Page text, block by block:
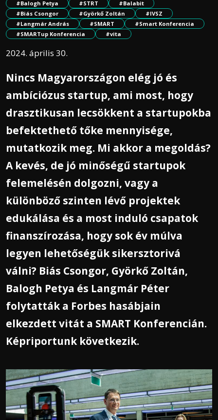
#Balogh Petya
#STRT
#Balabit
#Biás Csongor
#Györkő Zoltán
#IVSZ
#Langmár András
#SMART
#Smart Konferencia
#SMARTup Konferencia
#vita
2024. április 30.
Nincs Magyarországon elég jó és
ambíciózus startup, ami most, hogy
drasztikusan lecsökkent a startupokba
befektethető tőke mennyisége,
mutatkozik meg. Mi akkor a megoldás?
A kevés, de jó minőségű startupok
felemelésén dolgozni, vagy a
különböző szinten lévő projektek
edukálása és a most induló csapatok
finanszírozása, hogy sok év múlva
legyen lehetőségük sikersztorivá
válni? Biás Csongor, Györkő Zoltán,
Balogh Petya és Langmár Péter
folytatták a Forbes hasábjain
elkezdett vitát a SMART Konferencián.
Képriportunk következik.